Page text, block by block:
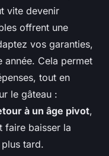
vite devenir
offrent une
vos garanties,
Cela permet
tout en
le gâteau :
à un âge pivot,
faire baisser la
tard.